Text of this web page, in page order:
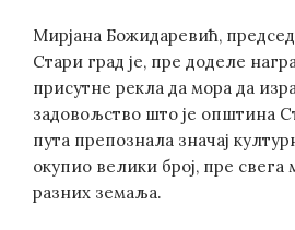
Мирјана Божидаревић,
Стари град је, пре доделе
присутнe рекла да мора да
задовољство што је општина
пута препознала значај
окупио велики број, пре свега
разних земаља.